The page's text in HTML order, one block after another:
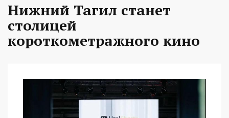
Нижний Тагил станет
столицей
короткометражного кино